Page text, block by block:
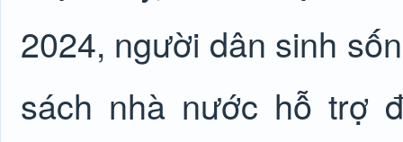
2024, người dân sinh
sách nhà nước hỗ trợ